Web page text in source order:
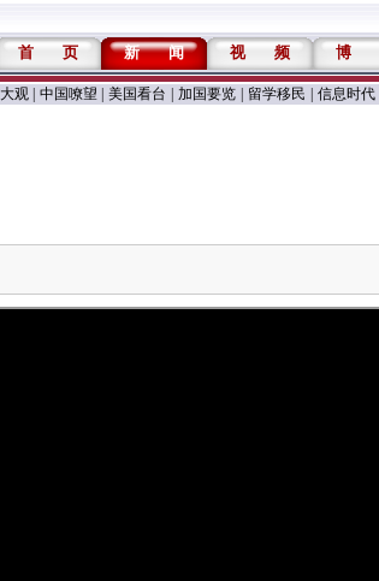
首 页 新 闻 视 频 博
观 中国嘹望 美国看台 加国要览 留学移民 信息时代